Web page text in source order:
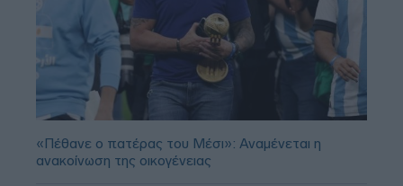
«Πέθανε ο πατέρας του Μέσι»: Αναμένεται η
ανακοίνωση της οικογένειας